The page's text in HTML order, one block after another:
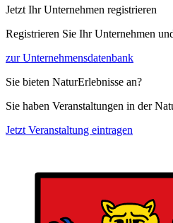
Jetzt Ihr Unternehmen registrieren
Registrieren Sie Ihr Unternehmen
zur Unternehmensdatenbank
Sie bieten NaturErlebnisse an?
Sie haben Veranstaltungen in der
Jetzt Veranstaltung eintragen